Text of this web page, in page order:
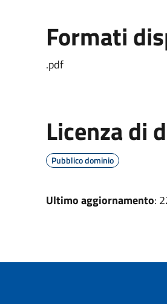
Formati
.pdf
Licenza di
Pubblico dominio
Ultimo aggiornamento: